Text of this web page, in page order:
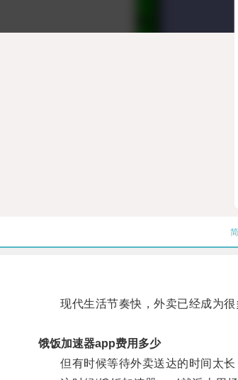
现代生活节奏快，外卖已经成为很
饿饭加速器app费用多少
但有时候等待外卖送达的时间太长